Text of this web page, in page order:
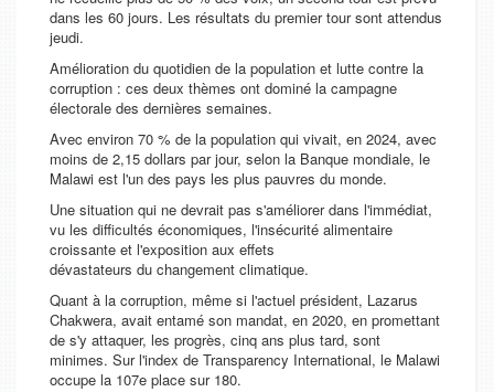
dans les 60 jours. Les résultats du premier tour sont attendus
jeudi.
Amélioration du quotidien de la population et lutte contre la
corruption : ces deux thèmes ont dominé la campagne
électorale des dernières semaines.
Avec environ 70 % de la population qui vivait, en 2024, avec
moins de 2,15 dollars par jour, selon la Banque mondiale, le
Malawi est l'un des pays les plus pauvres du monde.
Une situation qui ne devrait pas s'améliorer dans l'immédiat,
vu les difficultés économiques, l'insécurité alimentaire
croissante et l'exposition aux effets
dévastateurs du changement climatique.
Quant à la corruption, même si l'actuel président, Lazarus
Chakwera, avait entamé son mandat, en 2020, en promettant
de s'y attaquer, les progrès, cinq ans plus tard, sont
minimes. Sur l'index de Transparency International, le Malawi
occupe la 107e place sur 180.